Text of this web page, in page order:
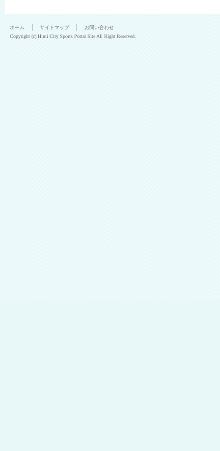
ホーム サイトマップ
お問い合わせ
Copyright (c) Himi City Sports Portal Site All Right Reserved.